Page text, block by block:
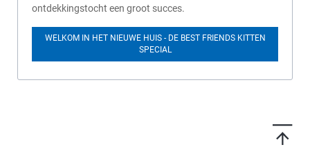
ontdekkingstocht een groot succes.
WELKOM IN HET NIEUWE HUIS - DE BEST FRIENDS KITTEN
SPECIAL